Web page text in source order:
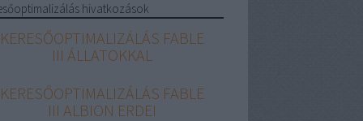
hivatkozások
KERESŐOPTIMALIZÁLÁS FABLE
III ÁLLATOKKAL
KERESŐOPTIMALIZÁLÁS FABLE
III ALBION ERDEI